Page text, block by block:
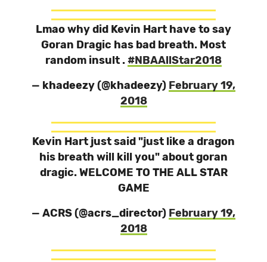
Lmao why did Kevin Hart have to say
Goran Dragic has bad breath. Most
random insult .#NBAAllStar2018
— khadeezy (@khadeezy) February 19,
2018
Kevin Hart just said "just like a dragon
his breath will kill you" about goran
dragic. WELCOME TO THE ALL STAR
GAME
— ACRS (@acrs_director) February 19,
2018